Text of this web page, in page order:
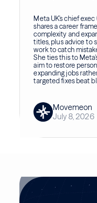
Meta UK's chief exec
shares a career
complexity and
titles, plus advice to
work to catch
She ties this to
aim to restore
expanding jobs
targeted fixes beat
Movemeon
July 8, 2026